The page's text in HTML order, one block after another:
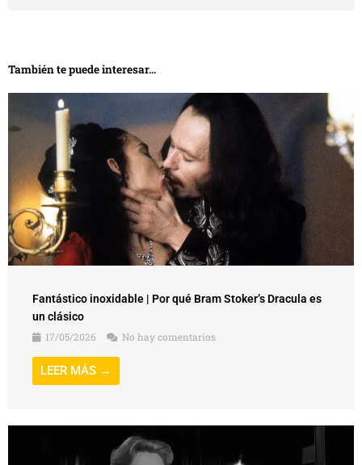
También te puede interesar...
Fantástico inoxidable | Por qué Bram Stoker’s Dracula es
un clásico
17/05/2026
No hay comentarios
LEER MÁS →